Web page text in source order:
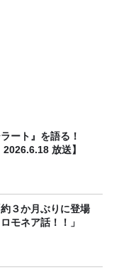
ート』を語る！
2026.6.18 放送】
モネア話！！」